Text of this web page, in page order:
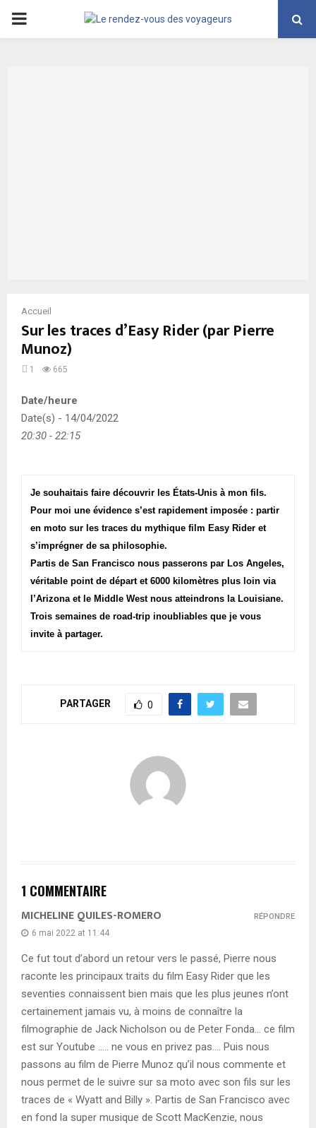
PRIMARY
Accueil
Sur les traces d’Easy Rider (par Pierre
Munoz)
1 665
Date/heure
Date(s) - 14/04/2022
20:30 - 22:15
Je souhaitais faire découvrir les États-Unis à mon fils.
Pour moi une évidence s’est rapidement imposée : partir
en moto sur les traces du mythique film Easy Rider et
s’imprégner de sa philosophie.
Partis de San Francisco nous passerons par Los Angeles,
véritable point de départ et 6000 kilomètres plus loin via
l’Arizona et le Middle West nous atteindrons la Louisiane.
Trois semaines de road-trip inoubliables que je vous
invite à partager.
PARTAGER 0
1 COMMENTAIRE
MICHELINE QUILES-ROMERO
6 mai 2022 at 11:44
Ce fut tout d’abord un retour vers le passé, Pierre nous
raconte les principaux traits du film Easy Rider que les
seventies connaissent bien mais que les plus jeunes n’ont
certainement jamais vu, à moins de connaître la
filmographie de Jack Nicholson ou de Peter Fonda… ce film
est sur Youtube ….. ne vous en privez pas…. Puis nous
passons au film de Pierre Munoz qu’il nous commente et
nous permet de le suivre sur sa moto avec son fils sur les
traces de « Wyatt and Billy ». Partis de San Francisco avec
en fond la super musique de Scott MacKenzie, nous
RÉPONDRE